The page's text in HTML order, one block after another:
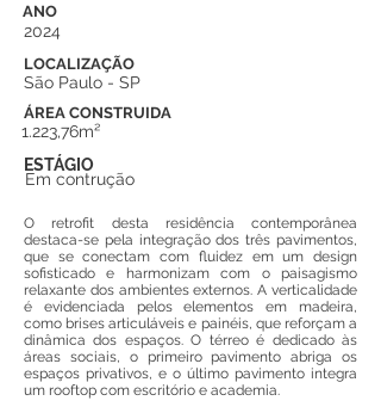
ANO
2024
LOCALIZAÇÃO
São Paulo - SP
ÁREA CONSTRUIDA
1.223,76m²
Em contrução
ESTÁGIO
O retrofit desta residência contemporânea
destaca-se pela integração dos três pavimentos,
que se conectam com fluidez em um design
sofisticado e harmonizam com o paisagismo
relaxante dos ambientes externos. A verticalidade
é evidenciada pelos elementos em madeira,
como brises articuláveis e painéis, que reforçam a
dinâmica dos espaços. O térreo é dedicado às
áreas sociais, o primeiro pavimento abriga os
espaços privativos, e o último pavimento integra
um rooftop com escritório e academia.